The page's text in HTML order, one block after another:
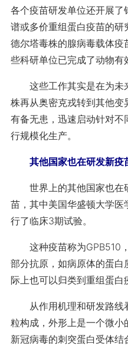
各个疫苗研发单位还开展
谱或多价重组蛋白疫苗的研
德尔塔毒株的腺病毒载体
些科研单位已完成了动物有
这些工作其实是在为未
株再从奥密克戎转到其他
有备无患，迅速启动针对
行规模化生产。
其他国家也在研发新疫
世界上的其他国家也在
苗，其中美国华盛顿大学
行了临床3期试验。
这种疫苗称为GPB510，
部分抗原，如病原体的蛋
际上也可以归类到重组蛋白
从作用机理和研发路线
粒构成，外形上是一个微
新冠病毒的刺突蛋白受体